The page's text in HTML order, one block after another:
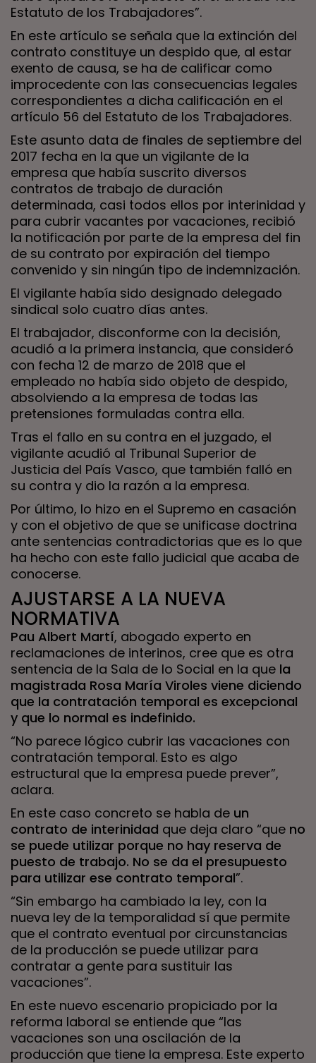
Estatuto de los Trabajadores”.
En este artículo se señala que la extinción del
contrato constituye un despido que, al estar
exento de causa, se ha de calificar como
improcedente con las consecuencias legales
correspondientes a dicha calificación en el
artículo 56 del Estatuto de los Trabajadores.
Este asunto data de finales de septiembre del
2017 fecha en la que un vigilante de la
empresa que había suscrito diversos
contratos de trabajo de duración
determinada, casi todos ellos por interinidad y
para cubrir vacantes por vacaciones, recibió
la notificación por parte de la empresa del fin
de su contrato por expiración del tiempo
convenido y sin ningún tipo de indemnización.
El vigilante había sido designado delegado
sindical solo cuatro días antes.
El trabajador, disconforme con la decisión,
acudió a la primera instancia, que consideró
con fecha 12 de marzo de 2018 que el
empleado no había sido objeto de despido,
absolviendo a la empresa de todas las
pretensiones formuladas contra ella.
Tras el fallo en su contra en el juzgado, el
vigilante acudió al Tribunal Superior de
Justicia del País Vasco, que también falló en
su contra y dio la razón a la empresa.
Por último, lo hizo en el Supremo en casación
y con el objetivo de que se unificase doctrina
ante sentencias contradictorias que es lo que
ha hecho con este fallo judicial que acaba de
conocerse.
AJUSTARSE A LA NUEVA
NORMATIVA
Pau Albert Martí, abogado experto en
reclamaciones de interinos, cree que es otra
sentencia de la Sala de lo Social en la que la
magistrada Rosa María Viroles viene diciendo
que la contratación temporal es excepcional
y que lo normal es indefinido.
“No parece lógico cubrir las vacaciones con
contratación temporal. Esto es algo
estructural que la empresa puede prever”,
aclara.
En este caso concreto se habla de un
contrato de interinidad que deja claro “que no
se puede utilizar porque no hay reserva de
puesto de trabajo. No se da el presupuesto
para utilizar ese contrato temporal”.
“Sin embargo ha cambiado la ley, con la
nueva ley de la temporalidad sí que permite
que el contrato eventual por circunstancias
de la producción se puede utilizar para
contratar a gente para sustituir las
vacaciones”.
En este nuevo escenario propiciado por la
reforma laboral se entiende que “las
vacaciones son una oscilación de la
producción que tiene la empresa. Este experto